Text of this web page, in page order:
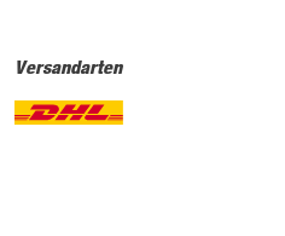
Versandarten